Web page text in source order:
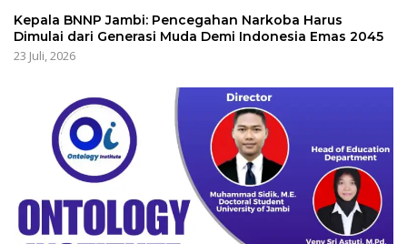
Kepala BNNP Jambi: Pencegahan Narkoba Harus
Dimulai dari Generasi Muda Demi Indonesia Emas 2045
23 Juli, 2026